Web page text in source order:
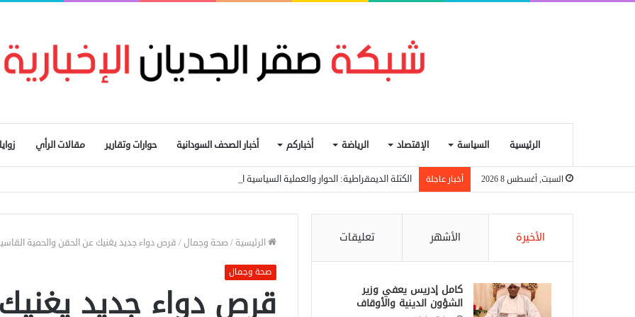
الرئيسية السياسة الإقتصاد الرياضة أخباركم أخبار الصحف السودانية حوارات وتقارير مقالات الرأي
السبت, أغسطس 8 2026 أخبار عاجلة الكتلة الديمقراطية: الحوار والعملية السياسية المدخل الأساسي لإيقاف الحرب
الرئيسية / صحة وجمال / قرص دواء جديد يغنيك عن الحقن والحمية
صحة وجمال
قرص دواء جديد
الأخيرة الأشهر تعليقات
كامل إدريس يعفي وزير
الشؤون الدينية والأوقاف